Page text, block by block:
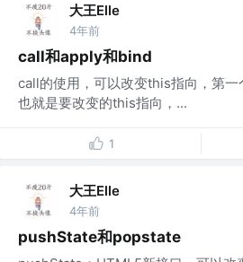
大王Elle
4年前
call和apply和bind
call的使用，可以改变this指向，第一
也就是要改变的this指向，...
1
大王Elle
4年前
pushState和popstate